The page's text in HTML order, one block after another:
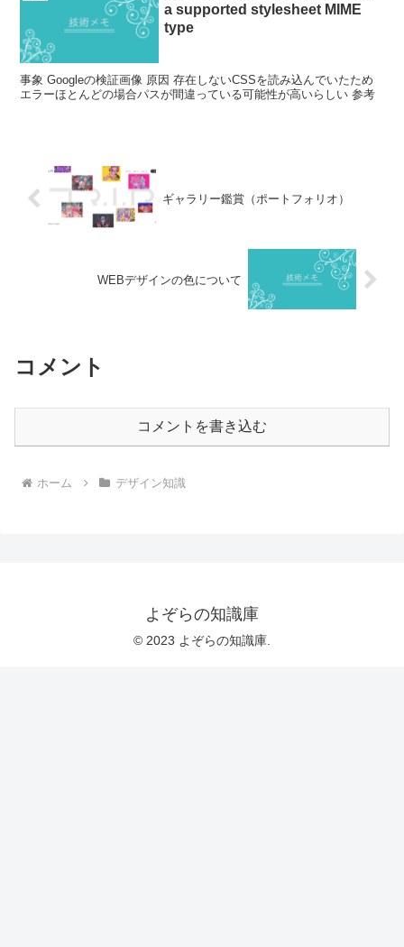
a supported stylesheet MIME
type
事象 Googleの検証画像 原因 存在しないCSSを読み込んでいたため
エラーほとんどの場合パスが間違っている可能性が高いらしい 参考
ギャラリー鑑賞（ポートフォリオ）
WEBデザインの色について
コメント
コメントを書き込む
ホーム デザイン知識
よぞらの知識庫
© 2023 よぞらの知識庫.